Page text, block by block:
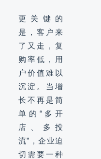
更关键的
是，客户来
了又走，复
购率低，用
户价值难以
沉淀。当增
长不再是简
单的“多开
店、多投
流”，企业迫
切需要一种